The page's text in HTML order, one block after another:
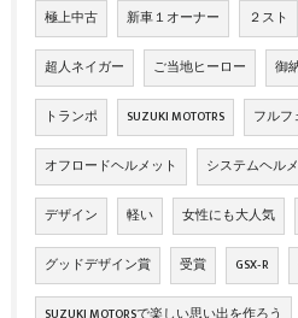
極上中古 新車１オーナー ２スト
超人ネイガー ご当地ヒーロー 御
トランポ SUZUKI MOTOTRS フルフ
オフロードヘルメット システムヘル
デザイン 軽い 女性にも大人気
グッドデザイン賞 受賞 GSX‐R